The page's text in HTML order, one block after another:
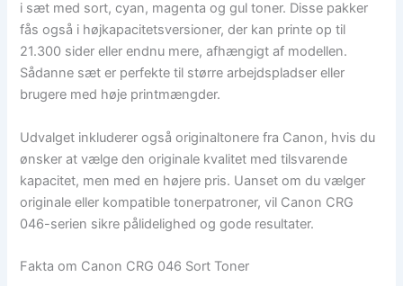
i sæt med sort, cyan, magenta og gul toner. Disse pakker
fås også i højkapacitetsversioner, der kan printe op til
21.300 sider eller endnu mere, afhængigt af modellen.
Sådanne sæt er perfekte til større arbejdspladser eller
brugere med høje printmængder.
Udvalget inkluderer også originaltonere fra Canon, hvis du
ønsker at vælge den originale kvalitet med tilsvarende
kapacitet, men med en højere pris. Uanset om du vælger
originale eller kompatible tonerpatroner, vil Canon CRG
046-serien sikre pålidelighed og gode resultater.
Fakta om Canon CRG 046 Sort Toner